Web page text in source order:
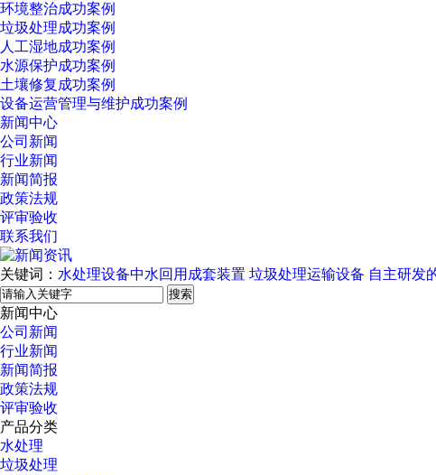
环境整治成功案例
垃圾处理成功案例
人工湿地成功案例
水源保护成功案例
土壤修复成功案例
设备运营管理与维护成功案例
新闻中心
公司新闻
行业新闻
新闻简报
政策法规
评审验收
联系我们
关键词： 水处理设备中水回用成套装置 垃圾处理运输设备 自主研发
搜索
新闻中心
公司新闻
行业新闻
新闻简报
政策法规
评审验收
产品分类
水处理
垃圾处理